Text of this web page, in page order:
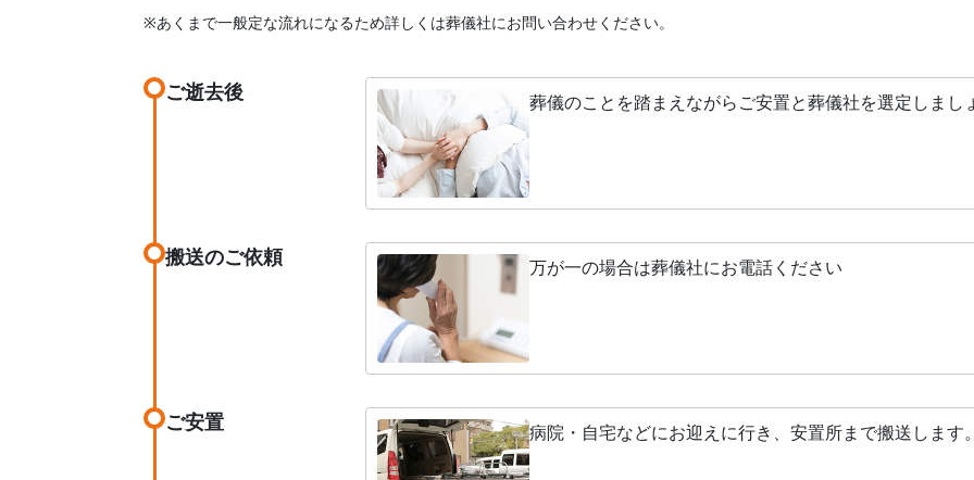
※あくまで一般定な流れになるため詳しくは葬儀社にお問い合わせください。
ご逝去後 葬儀のことを踏まえながらご安置と葬儀社を選定しまし
搬送のご依頼 万が一の場合は葬儀社にお電話ください
ご安置 病院・自宅などにお迎えに行き、安置所まで搬送します